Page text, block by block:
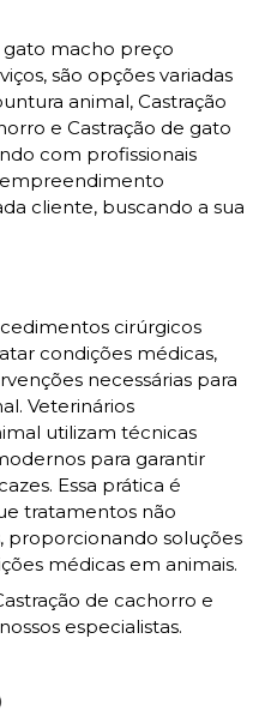
gato macho preço
são opções variadas
animal, Castração
e Castração de gato
com profissionais
cliente, buscando a sua
cirúrgicos
condições médicas,
necessárias para
Veterinários
utilizam técnicas
para garantir
Essa prática é
tratamentos não
proporcionando soluções
médicas em animais.
de cachorro e
especialistas.